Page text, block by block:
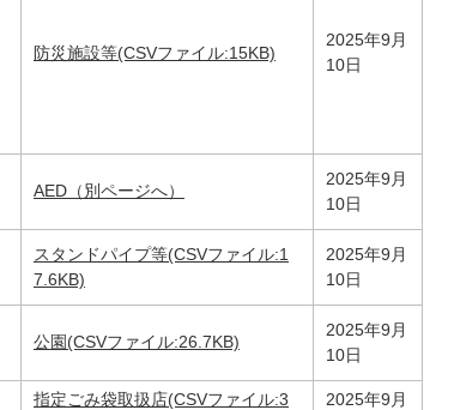
防災施設等(CSVファイル:15KB)
2025年9月
10日
AED（別ページへ）
2025年9月
10日
スタンドパイプ等(CSVファイル:1
7.6KB)
2025年9月
10日
公園(CSVファイル:26.7KB)
2025年9月
10日
指定ごみ袋取扱店(CSVファイル:3
2025年9月